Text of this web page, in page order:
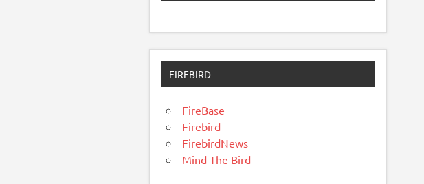
FIREBIRD
FireBase
Firebird
FirebirdNews
Mind The Bird